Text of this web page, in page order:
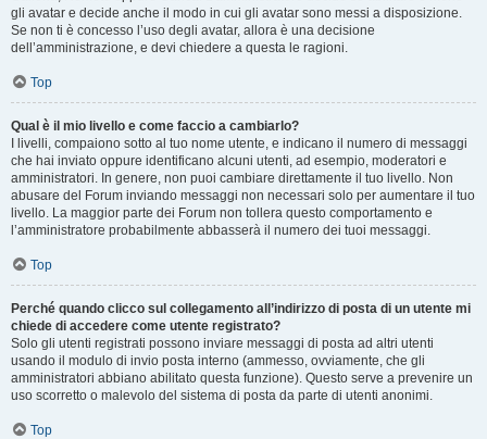
gli avatar e decide anche il modo in cui gli avatar sono messi a disposizione.
Se non ti è concesso l’uso degli avatar, allora è una decisione
dell’amministrazione, e devi chiedere a questa le ragioni.
Top
Qual è il mio livello e come faccio a cambiarlo?
I livelli, compaiono sotto al tuo nome utente, e indicano il numero di messaggi
che hai inviato oppure identificano alcuni utenti, ad esempio, moderatori e
amministratori. In genere, non puoi cambiare direttamente il tuo livello. Non
abusare del Forum inviando messaggi non necessari solo per aumentare il tuo
livello. La maggior parte dei Forum non tollera questo comportamento e
l’amministratore probabilmente abbasserà il numero dei tuoi messaggi.
Top
Perché quando clicco sul collegamento all’indirizzo di posta di un utente mi
chiede di accedere come utente registrato?
Solo gli utenti registrati possono inviare messaggi di posta ad altri utenti
usando il modulo di invio posta interno (ammesso, ovviamente, che gli
amministratori abbiano abilitato questa funzione). Questo serve a prevenire un
uso scorretto o malevolo del sistema di posta da parte di utenti anonimi.
Top